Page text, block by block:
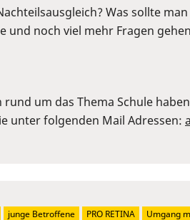
Was sollte
und noch viel mehr Fragen
um das Thema Schule
unter folgenden Mail Adressen:
junge Betroffene PRO RETINA Umgang